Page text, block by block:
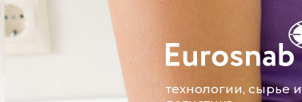
технологии, сырье и